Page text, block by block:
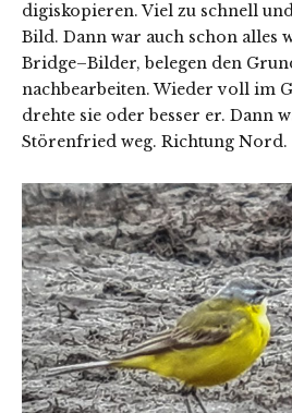
digiskopieren. Viel zu schnell
Bild. Dann war auch schon alles
Bridge–Bilder, belegen den
nachbearbeiten. Wieder voll im
drehte sie oder besser er. Dann
Störenfried weg. Richtung Nord.